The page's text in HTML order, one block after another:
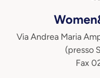
Via Andrea Maria
(presso
Fax